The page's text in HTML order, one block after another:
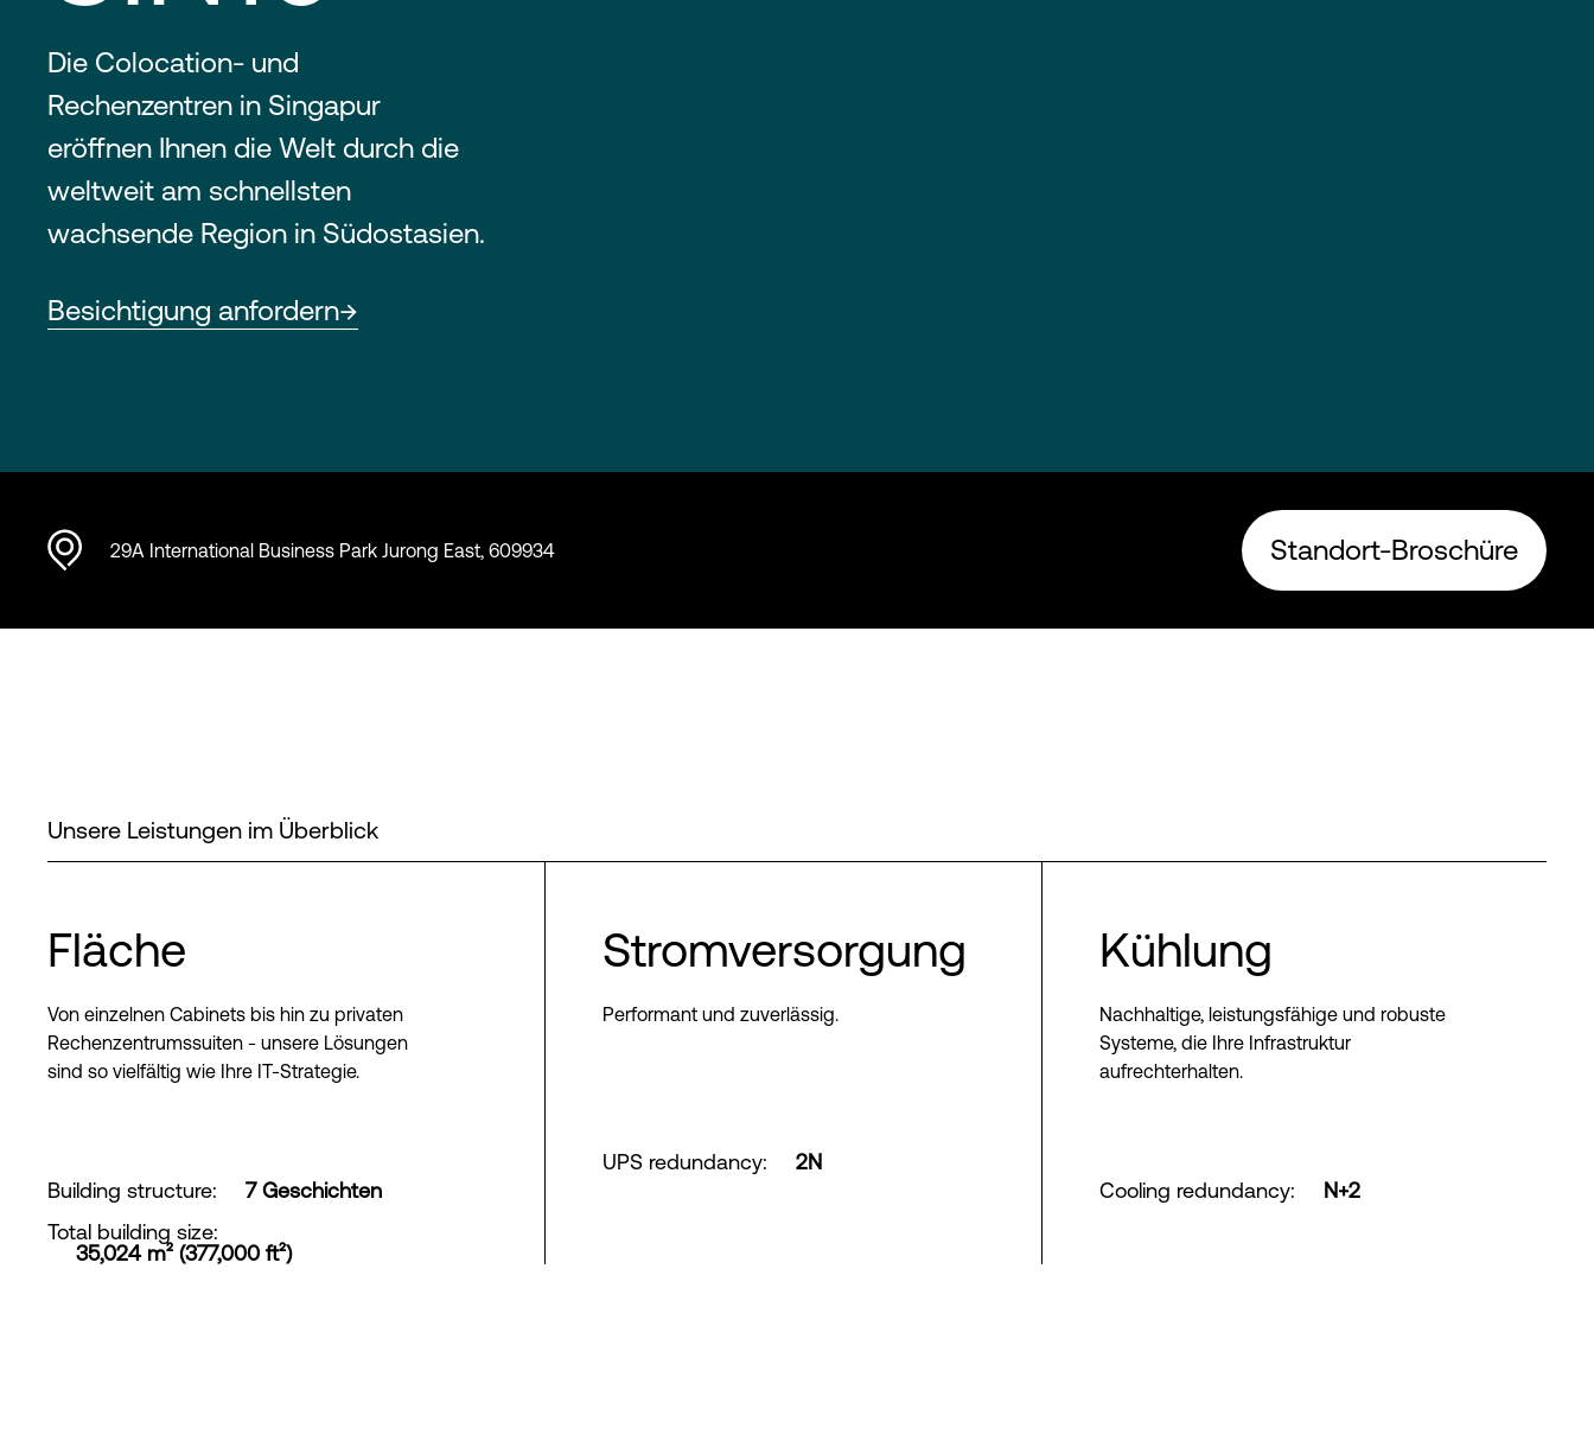
Die Colocation- und
Rechenzentren in Singapur
eröffnen Ihnen die Welt durch die
weltweit am schnellsten
wachsende Region in Südostasien.
Besichtigung anfordern
29A International Business Park Jurong East, 609934 Standort-Broschüre
Unsere Leistungen im Überblick
Fläche
Von einzelnen Cabinets bis hin zu privaten
Rechenzentrumssuiten - unsere Lösungen
sind so vielfältig wie Ihre IT-Strategie.
Building structure:
7 Geschichten
Total building size:
35,024 m² (377,000 ft²)
Stromversorgung
Performant und zuverlässig.
UPS redundancy: 2N
Kühlung
Nachhaltige, leistungsfähige und robuste
Systeme, die Ihre Infrastruktur
aufrechterhalten.
Cooling redundancy: N+2